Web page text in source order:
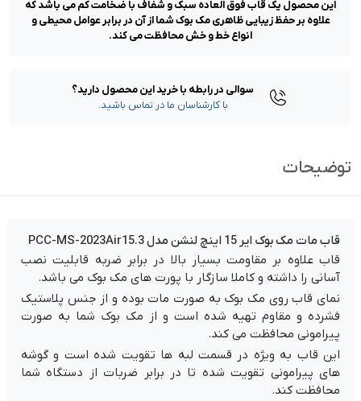
این محصول یک قاب فوق العاده سبک و شفاف با ضخامت کم می باشد که
علاوه بر حفظ زیبایی ظاهری مک بوک شما از آن در برابر عوامل محیطی و
انواع خط و خش محافظت می کند.
سوالی در رابطه با خرید این محصول دارید؟
با کارشناسان ما در تماس باشید.
توضیحات
قاب مات مک بوک ایر 15 اینچ لنشن مدل PCC-MS-2023Air15.3
قاب علاوه بر مقاومت بسیار بالا در برابر ضربه قابلیت نصب
آسانی را داشته و کاملا سازگار با پورت های مک بوک می باشد.
نمای قاب روی مک بوک به صورت مات بوده و از جنس پلاستیک
فشرده و مقاوم تهیه شده است و از مک بوک شما به صورت
پیرامونی محافظت می کند.
این قاب به ویژه در قسمت لبه ها تقویت شده است و گوشه
های پیرامونی تقویت شده تا در برابر ضربات از دستگاه شما
محافظت کند.